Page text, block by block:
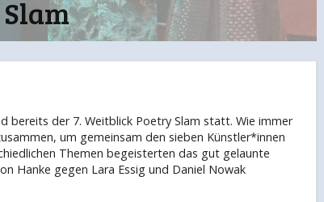
bereits der 7. Weitblick Poetry Slam statt. Wie immer
um gemeinsam den sieben Künstler*innen
Themen begeisterten das gut gelaunte
Hanke gegen Lara Essig und Daniel Nowak